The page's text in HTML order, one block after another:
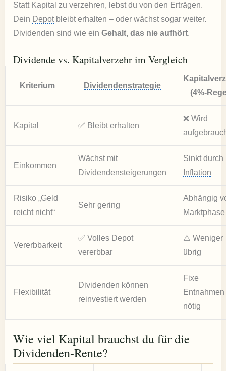
Statt Kapital zu verzehren, lebst du von den Erträgen.
Dein Depotbleibt erhalten – oder wächst sogar weiter.
Dividenden sind wie ein Gehalt, das nie aufhört.
Dividende vs. Kapitalverzehr im Vergleich
Kriterium Dividendenstrategie
(4%-
Kapital ✅ Bleibt erhalten
❌ Wird
Einkommen
Wächst mit
Dividendensteigerungen
Sinkt durch
Inflation
Risiko „Geld
reicht nicht“
Sehr gering
Abhängig
Marktphase
Vererbbarkeit
✅ Volles Depot
vererbbar
⚠️ Weniger
übrig
Flexibilität
Dividenden können
reinvestiert werden
Fixe
Entnahmen
nötig
Wie viel Kapital brauchst du für die
Dividenden-Rente?